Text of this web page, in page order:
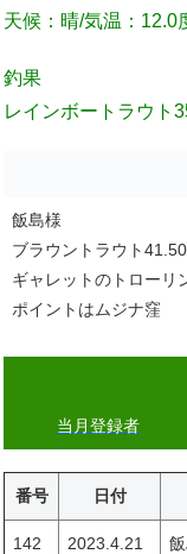
天候：晴/気温：12.0
釣果
レインボートラウト
飯島様
ブラウントラウト
ギャレットのトローリ
ポイントはムジナ窪
当月登録者
番号 日付
142 2023.4.21